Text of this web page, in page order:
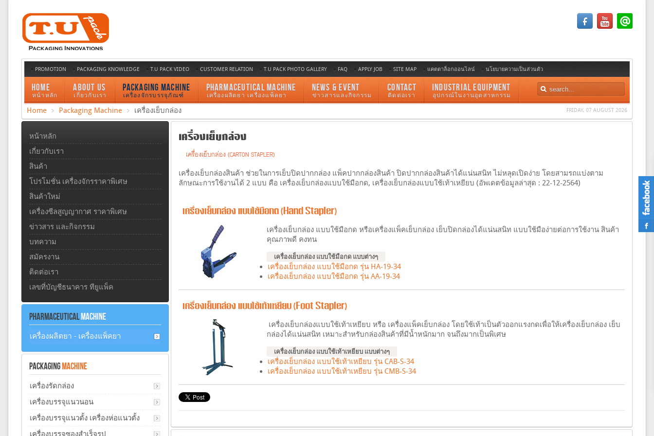
PROMOTION PACKAGING KNOWLEDGE T.U PACK VIDEO CUSTOMER RELATION T.U PACK PHOTO GALLERY FAQ APPLY JOB SITE MAP แคตตาล็อกออนไลน์ นโยบายความเป็นส่วนตัว
HOME
หน้าหลัก
ABOUT US
เกี่ยวกับเรา
PACKAGING MACHINE
เครื่องจักรบรรจุภัณฑ์
PHARMACEUTICAL MACHINE
เครื่องผลิตยา เครื่องแพ็คยา
NEWS & EVENT
ข่าวสารและกิจกรรม
CONTACT
ติดต่อเรา
INDUSTRIAL EQUIPMENT
อุปกรณ์ในงานอุตสาหกรรม
FRIDAY, 07 AUGUST 2026
Home Packaging Machine เครื่องเย็บกล่อง
เครื่องเย็บกล่อง
เครื่องเย็บกล่อง (CARTON STAPLER)
เครื่องเย็บกล่องสินค้า ช่วยในการเย็บปิดปากกล่อง แพ็คปากกล่องสินค้า ปิดปากกล่องสินค้าได้แน่นสนิท ไม่หลุดเปิดง่าย โดยสามรถแบ่งตาม
ลักษณะการใช้งานได้ 2 แบบ คือ เครื่องเย็บกล่องแบบใช้มือกด, เครื่องเย็บกล่องแบบใช้เท้าเหยียบ (อัพเดตข้อมูลล่าสุด : 22-12-2564)
เครื่องเย็บกล่อง แบบใช้มือกด (Hand Stapler)
เครื่องเย็บกล่อง แบบใช้มือกด หรือเครื่องแพ็คเย็บกล่อง เย็บปิดกล่องได้แน่นสนิท แบบใช้มือง่ายต่อการใช้งาน สินค้า
คุณภาพดี คงทน
เครื่องเย็บกล่อง แบบใช้มือกด แบบต่างๆ
เครื่องเย็บกล่อง แบบใช้มือกด รุ่น HA-19-34
เครื่องเย็บกล่อง แบบใช้มือกด รุ่น AA-19-34
เครื่องเย็บกล่อง แบบใช้เท้าเหยียบ (Foot Stapler)
เครื่องเย็บกล่องแบบใช้เท้าเหยียบ หรือ เครื่องแพ็คเย็บกล่อง โดยใช้เท้าเป็นตัวออกแรงกดเพื่อให้เครื่องเย็บกล่อง เย็บ
กล่องได้แน่นสนิท เหมาะสำหรับกล่องสินค้าที่มีน้ำหนักมาก จนถึงมากเป็นพิเศษ
เครื่องเย็บกล่อง แบบใช้เท้าเหยียบ แบบต่างๆ
เครื่องเย็บกล่อง แบบใช้เท้าเหยียบ รุ่น CAB-S-34
เครื่องเย็บกล่อง แบบใช้เท้าเหยียบ รุ่น CMB-S-34
หน้าหลัก
เกี่ยวกับเรา
สินค้า
โปรโมชั่น เครื่องจักรราคาพิเศษ
สินค้าใหม่
เครื่องซีลสูญญากาศ ราคาพิเศษ
ข่าวสาร และกิจกรรม
บทความ
สมัครงาน
ติดต่อเรา
เลขที่บัญชีธนาคาร ทียูแพ็ค
PHARMACEUTICALMACHINE
เครื่องผลิตยา - เครื่องแพ็คยา
PACKAGING MACHINE
เครื่องรัดกล่อง
เครื่องบรรจุแนวนอน
เครื่องบรรจุแนวตั้ง เครื่องห่อแนวตั้ง
เครื่องบรรจุซองสำเร็จรูป